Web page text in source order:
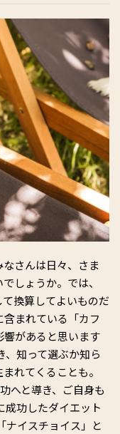
さんは日々、さま
しょうか。では、
換算してよいものだ
まれている「カフ
響があると思います
、知って選ぶか知ら
れてくることも。
へと導き、ご自身も
成功したダイエット
ナイスチョイス」と